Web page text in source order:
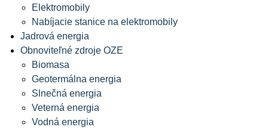
Elektromobily
Nabíjacie stanice na elektromobily
Jadrová energia
Obnoviteľné zdroje OZE
Biomasa
Geotermálna energia
Slnečná energia
Veterná energia
Vodná energia